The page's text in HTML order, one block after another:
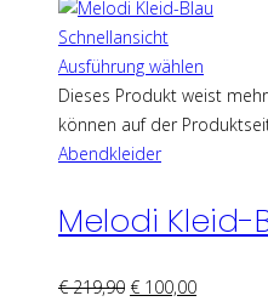
Schnellansicht
Ausführung wählen
Dieses Produkt weist
können auf der
Abendkleider
Melodi Kleid-
€219,90 € 100,00